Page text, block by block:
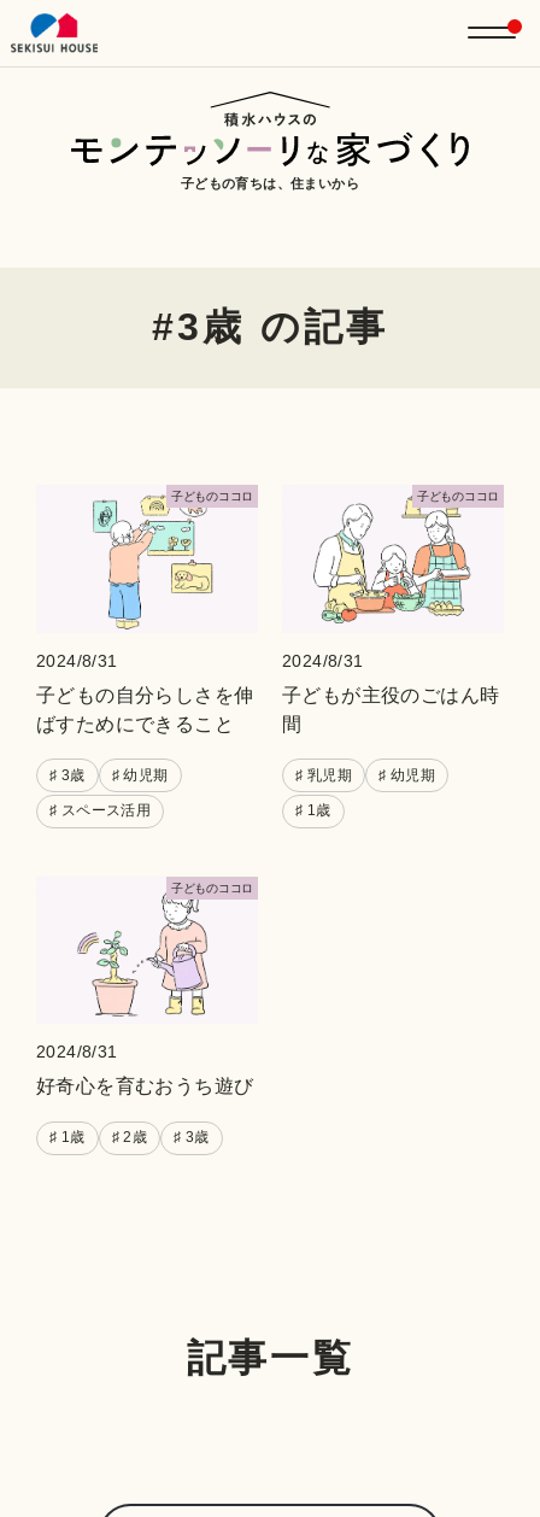
子どもの育ちは、住まいから
#3歳 の記事
⼦どものココロ
2024/8/31
子どもの自分らしさを伸
ばすためにできること
♯ 3歳 ♯ 幼児期
♯ スペース活用
⼦どものココロ
2024/8/31
子どもが主役のごはん時
間
♯ 乳児期 ♯ 幼児期
♯ 1歳
⼦どものココロ
2024/8/31
好奇心を育むおうち遊び
♯ 1歳 ♯ 2歳 ♯ 3歳
記事一覧